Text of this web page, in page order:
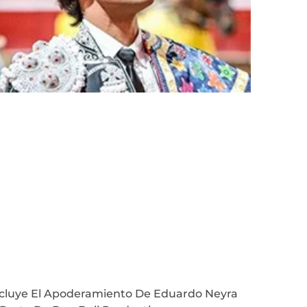
El Apoderamiento De Eduardo Neyra